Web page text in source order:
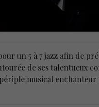
un 5 à 7 jazz afin de
de ses talentueux
musical enchanteur